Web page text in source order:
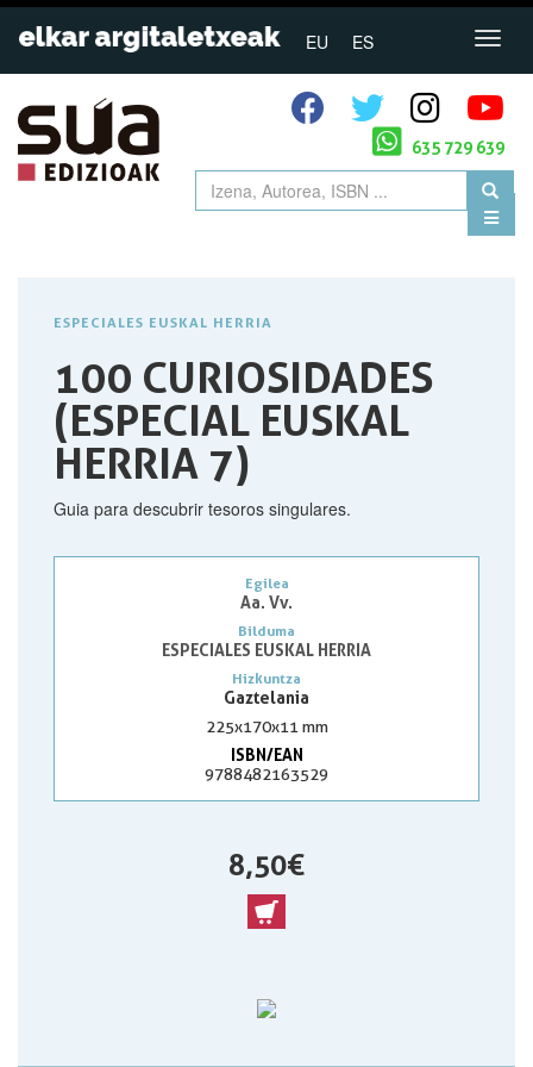
EU ES
635 729 639
ESPECIALES EUSKAL HERRIA
100 CURIOSIDADES
(ESPECIAL EUSKAL
HERRIA 7)
Guia para descubrir tesoros singulares.
Egilea
Aa. Vv.
Bilduma
ESPECIALES EUSKAL HERRIA
Hizkuntza
Gaztelania
225x170x11 mm
ISBN/EAN
9788482163529
8,50 €